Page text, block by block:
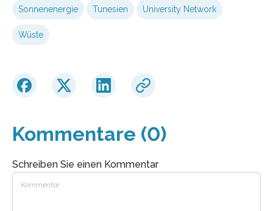
Sonnenenergie Tunesien University Network
Wüste
Kommentare (0)
Schreiben Sie einen Kommentar